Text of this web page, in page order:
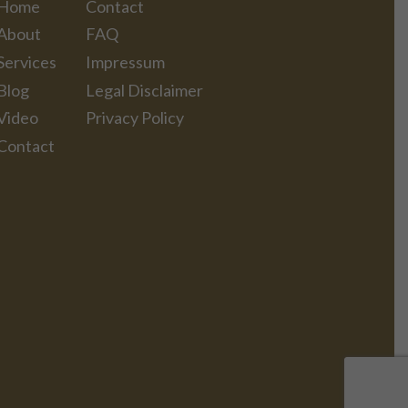
Contact
FAQ
Impressum
Legal Disclaimer
Privacy Policy